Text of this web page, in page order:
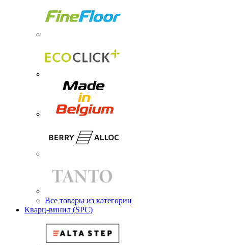
Все товары из категории
Кварц-винил (SPC)